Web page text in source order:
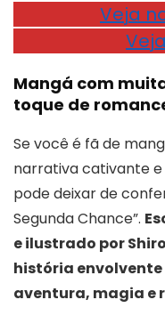
Veja
Mangá com
toque de
Se você é fã de
narrativa cativante
pode deixar de
Segunda Chance”.
e ilustrado por
história
aventura, magia e